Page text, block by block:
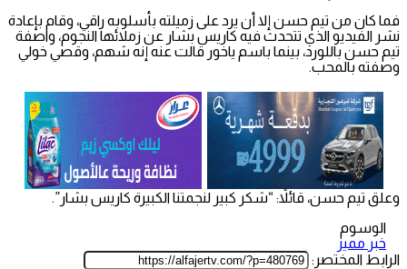
فما كان من تيم حسن إلا أن يرد على زميلته بأسلوبه راقي، وقام بإعادة
نشر الفيديو الذي تتحدث فيه كاريس بشار عن زملائها النجوم، واصفة
تيم حسن باللورد، بينما باسم ياخور قالت عنه إنه شهم، وقصي خولي
وصفته بالمحب.
وعلق تيم حسن، قائلاً: “شكر كبير لنجمتنا الكبيرة كاريس بشار”.
الوسوم
خبر مميز
الرابط المختصر: